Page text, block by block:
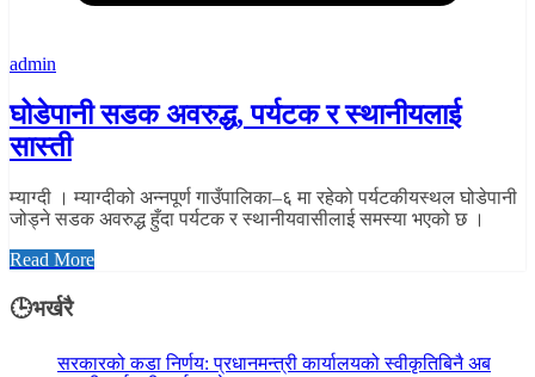
admin
घोडेपानी सडक अवरुद्ध, पर्यटक र स्थानीयलाई
सास्ती
म्याग्दी । म्याग्दीको अन्नपूर्ण गाउँपालिका–६ मा रहेको पर्यटकीयस्थल घोडेपानी
जोड्ने सडक अवरुद्ध हुँदा पर्यटक र स्थानीयवासीलाई समस्या भएको छ ।
Read More
🕒भर्खरै
सरकारको कडा निर्णय: प्रधानमन्त्री कार्यालयको स्वीकृतिबिनै अब